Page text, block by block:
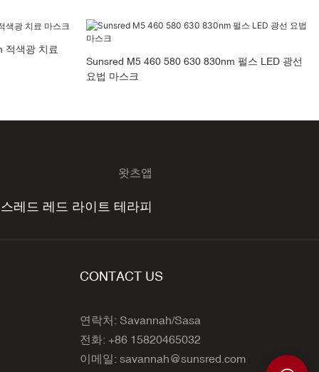
적색광 치료
Sunsred M5 460 580 630 830nm 펄스 LED 광선
요법 마스크
왓츠앱
레드 레드 라이트 테라피
CONTACT US
연락처: Savannah/Sasa
전화: +86 15820465032
이메일: savannah@sunsred.com